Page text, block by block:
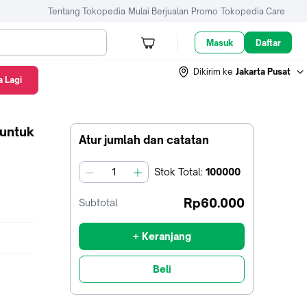
Tentang Tokopedia Mulai Berjualan Promo Tokopedia Care
Masuk Daftar
Dikirim ke Jakarta Pusat
Atur jumlah dan catatan
jumlah Stok Total: 100000
Subtotal Rp60.000
+ Keranjang
Beli
Lagi